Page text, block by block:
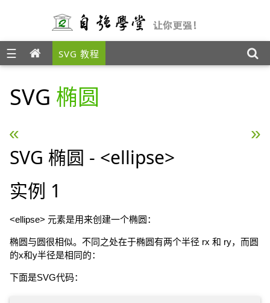
☰ SVG 教程
SVG 椭圆
« SVG 圆形 SVG 直线 »
SVG 椭圆 - <ellipse>
实例 1
<ellipse> 元素是用来创建一个椭圆：
椭圆与圆很相似。不同之处在于椭圆有两个半径 rx 和 ry，而圆
的x和y半径是相同的：
下面是SVG代码：